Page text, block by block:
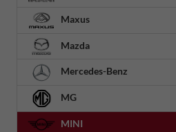
Maxus
Mazda
Mercedes-Benz
MG
MINI